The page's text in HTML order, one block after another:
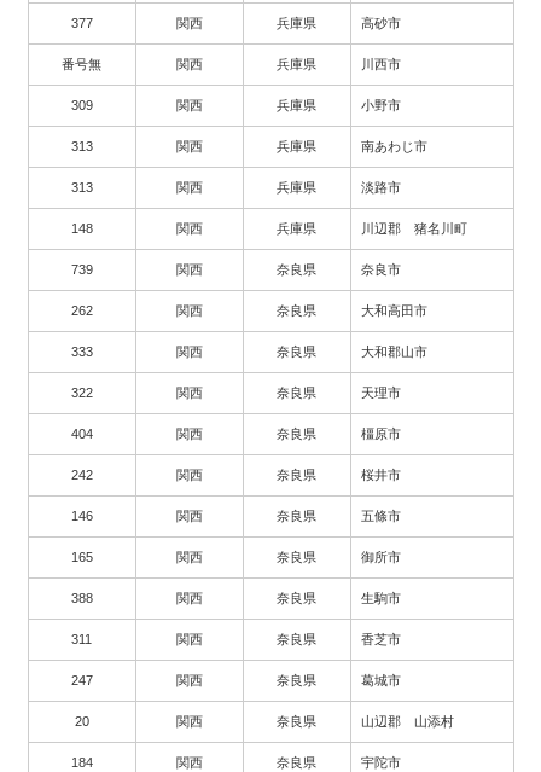
377 関西 兵庫県 高砂市
番号無 関西 兵庫県 川西市
309 関西 兵庫県 小野市
313 関西 兵庫県 南あわじ市
313 関西 兵庫県 淡路市
148 関西 兵庫県 川辺郡 猪名川町
739 関西 奈良県 奈良市
262 関西 奈良県 大和高田市
333 関西 奈良県 大和郡山市
322 関西 奈良県 天理市
404 関西 奈良県 橿原市
242 関西 奈良県 桜井市
146 関西 奈良県 五條市
165 関西 奈良県 御所市
388 関西 奈良県 生駒市
311 関西 奈良県 香芝市
247 関西 奈良県 葛城市
20 関西 奈良県 山辺郡 山添村
184 関西 奈良県 宇陀市